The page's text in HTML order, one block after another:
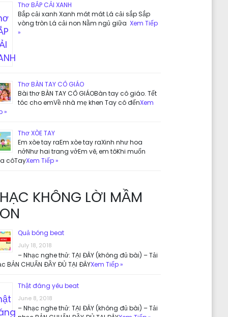
Thơ BẮP CẢI XANH
Bắp cải xanh Xanh mát mát Lá cải sắp Sắp
vòng tròn Lá cải non Nằm ngủ giữa Xem Tiếp
»
Thơ BÀN TAY CÔ GIÁO
Bài thơ BÀN TAY CÔ GIÁOBàn tay cô giáo. Tết
tóc cho emVề nhà mẹ khen Tay cô đếnXem
»
Thơ XÒE TAY
Em xòe tay raEm xòe tay raXinh như hoa
nởNhư hai trang vởEm vẽ, em tôKhi muốn
côTayXem Tiếp »
KHÔNG LỜI MẦM
Quả bóng beat
July 18, 2018
– Nhạc nghe thử: TẠI ĐÂY (không đủ bài) – Tải
BẢN CHUẨN ĐẦY ĐỦ TẠI ĐÂYXem Tiếp »
Thật đáng yêu beat
June 8, 2018
– Nhạc nghe thử: TẠI ĐÂY (không đủ bài) – Tải